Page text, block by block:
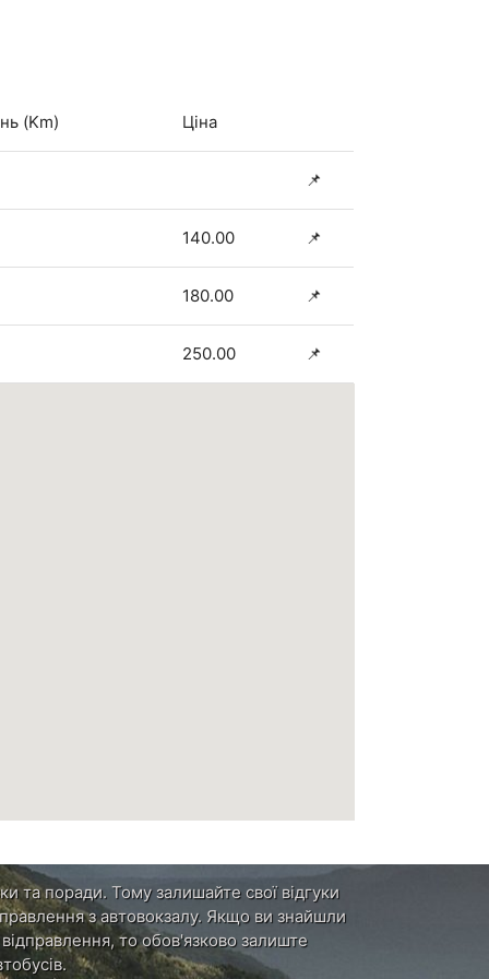
(Km) Ціна
📌
140.00 📌
180.00 📌
250.00 📌
та поради. Тому залишайте свої відгуки
з автовокзалу. Якщо ви знайшли
то обов'язково залиште